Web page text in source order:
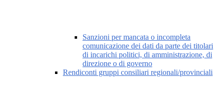
Sanzioni per mancata o incompleta
comunicazione dei dati da parte dei titolari
di incarichi politici, di amministrazione, di
direzione o di governo
Rendiconti gruppi consiliari regionali/provinciali